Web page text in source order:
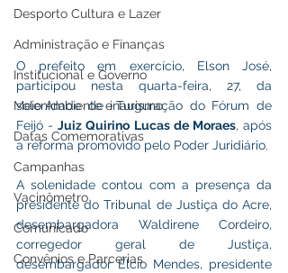
Desporto Cultura e Lazer
Administração e Finanças
Institucional e Governo
Meio Ambiente e Turismo
Datas Comemorativas
Campanhas
Vacinômetro
Comunicado
Convênios e Parcerias
O prefeito em exercício, Elson José,
participou nesta quarta-feira, 27, da
solenidade de inauguração do Fórum de
Feijó - Juiz Quirino Lucas de Moraes, após
a reforma promovido pelo Poder Juridiário.
A solenidade contou com a presença da
presidente do Tribunal de Justiça do Acre,
desembargadora Waldirene Cordeiro,
corregedor geral de Justiça,
desembargador Élcio Mendes, presidente